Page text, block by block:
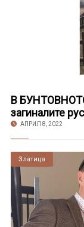
В
загиналите
АПРИЛ 8, 2022
Златица